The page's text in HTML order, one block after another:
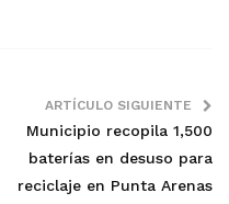
ARTÍCULO SIGUIENTE
Municipio recopila 1,500
baterías en desuso para
reciclaje en Punta Arenas